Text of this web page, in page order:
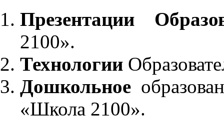
Презентации
2100».
Технологии
Дошкольное
«Школа 2100».